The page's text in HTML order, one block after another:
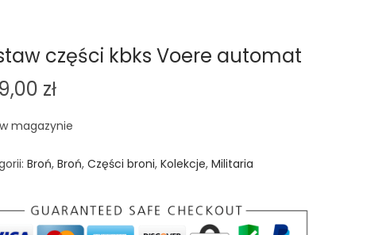
części kbks Voere automat
zł
magazynie
Broń, Broń, Części broni, Kolekcje, Militaria